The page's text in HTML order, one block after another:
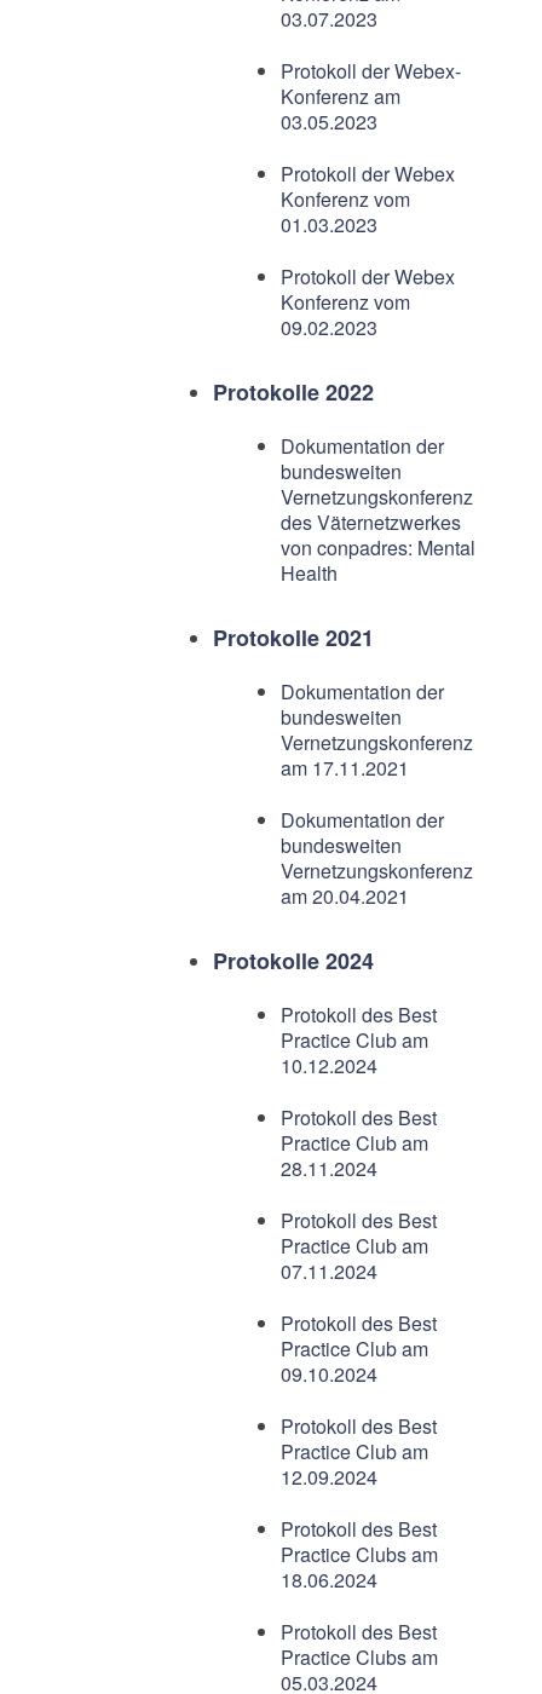
03.07.2023
Protokoll der Webex-
Konferenz am
03.05.2023
Protokoll der Webex
Konferenz vom
01.03.2023
Protokoll der Webex
Konferenz vom
09.02.2023
Protokolle 2022
Dokumentation der
bundesweiten
Vernetzungskonferenz
des Väternetzwerkes
von conpadres: Mental
Health
Protokolle 2021
Dokumentation der
bundesweiten
Vernetzungskonferenz
am 17.11.2021
Dokumentation der
bundesweiten
Vernetzungskonferenz
am 20.04.2021
Protokolle 2024
Protokoll des Best
Practice Club am
10.12.2024
Protokoll des Best
Practice Club am
28.11.2024
Protokoll des Best
Practice Club am
07.11.2024
Protokoll des Best
Practice Club am
09.10.2024
Protokoll des Best
Practice Club am
12.09.2024
Protokoll des Best
Practice Clubs am
18.06.2024
Protokoll des Best
Practice Clubs am
05.03.2024